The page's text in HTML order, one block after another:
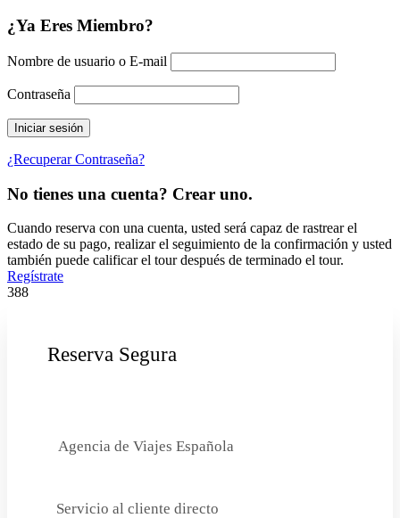
¿Ya Eres Miembro?
Nombre de usuario o E-mail
Contraseña
¿Recuperar Contraseña?
No tienes una cuenta? Crear uno.
Cuando reserva con una cuenta, usted será capaz de rastrear el
estado de su pago, realizar el seguimiento de la confirmación y usted
también puede calificar el tour después de terminado el tour.
Regístrate
388
Reserva Segura
Agencia de Viajes Española
Servicio al cliente directo